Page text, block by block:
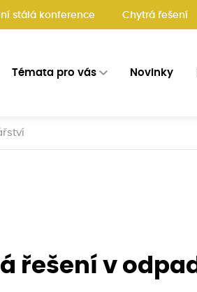
stálá konference Chytrá řešení
Témata pro vás Novinky
řešení v